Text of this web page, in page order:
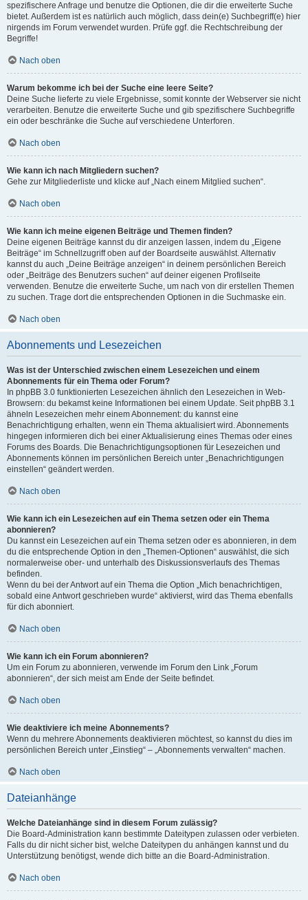
spezifischere Anfrage und benutze die Optionen, die dir die erweiterte Suche
bietet. Außerdem ist es natürlich auch möglich, dass dein(e) Suchbegriff(e) hier
nirgends im Forum verwendet wurden. Prüfe ggf. die Rechtschreibung der
Begriffe!
Nach oben
Warum bekomme ich bei der Suche eine leere Seite?
Deine Suche lieferte zu viele Ergebnisse, somit konnte der Webserver sie nicht
verarbeiten. Benutze die erweiterte Suche und gib spezifischere Suchbegriffe
ein oder beschränke die Suche auf verschiedene Unterforen.
Nach oben
Wie kann ich nach Mitgliedern suchen?
Gehe zur Mitgliederliste und klicke auf „Nach einem Mitglied suchen“.
Nach oben
Wie kann ich meine eigenen Beiträge und Themen finden?
Deine eigenen Beiträge kannst du dir anzeigen lassen, indem du „Eigene
Beiträge“ im Schnellzugriff oben auf der Boardseite auswählst. Alternativ
kannst du auch „Deine Beiträge anzeigen“ in deinem persönlichen Bereich
oder „Beiträge des Benutzers suchen“ auf deiner eigenen Profilseite
verwenden. Benutze die erweiterte Suche, um nach von dir erstellen Themen
zu suchen. Trage dort die entsprechenden Optionen in die Suchmaske ein.
Nach oben
Abonnements und Lesezeichen
Was ist der Unterschied zwischen einem Lesezeichen und einem
Abonnements für ein Thema oder Forum?
In phpBB 3.0 funktionierten Lesezeichen ähnlich den Lesezeichen in Web-
Browsern: du bekamst keine Informationen bei einem Update. Seit phpBB 3.1
ähneln Lesezeichen mehr einem Abonnement: du kannst eine
Benachrichtigung erhalten, wenn ein Thema aktualisiert wird. Abonnements
hingegen informieren dich bei einer Aktualisierung eines Themas oder eines
Forums des Boards. Die Benachrichtigungsoptionen für Lesezeichen und
Abonnements können im persönlichen Bereich unter „Benachrichtigungen
einstellen“ geändert werden.
Nach oben
Wie kann ich ein Lesezeichen auf ein Thema setzen oder ein Thema
abonnieren?
Du kannst ein Lesezeichen auf ein Thema setzen oder es abonnieren, in dem
du die entsprechende Option in den „Themen-Optionen“ auswählst, die sich
normalerweise ober- und unterhalb des Diskussionsverlaufs des Themas
befinden.
Wenn du bei der Antwort auf ein Thema die Option „Mich benachrichtigen,
sobald eine Antwort geschrieben wurde“ aktivierst, wird das Thema ebenfalls
für dich abonniert.
Nach oben
Wie kann ich ein Forum abonnieren?
Um ein Forum zu abonnieren, verwende im Forum den Link „Forum
abonnieren“, der sich meist am Ende der Seite befindet.
Nach oben
Wie deaktiviere ich meine Abonnements?
Wenn du mehrere Abonnements deaktivieren möchtest, so kannst du dies im
persönlichen Bereich unter „Einstieg“ – „Abonnements verwalten“ machen.
Nach oben
Dateianhänge
Welche Dateianhänge sind in diesem Forum zulässig?
Die Board-Administration kann bestimmte Dateitypen zulassen oder verbieten.
Falls du dir nicht sicher bist, welche Dateitypen du anhängen kannst und du
Unterstützung benötigst, wende dich bitte an die Board-Administration.
Nach oben